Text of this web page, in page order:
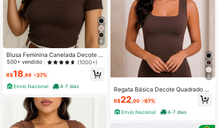
4,83 739 Seguidores
4,83 739 Seguidores
6
Blusa Feminina Canelada Decote Q
uadrado Manga Curta
500+ vendido (1000+)
R$18 ,99 -37%
Envio Nacional
4-7 dias
6
Regata Básica Decote Quadrado Al
ça Grossa Tecido Suplex Moda Blo
gueira
R$22 ,00 -67%
Envio Nacional
4-7 dias